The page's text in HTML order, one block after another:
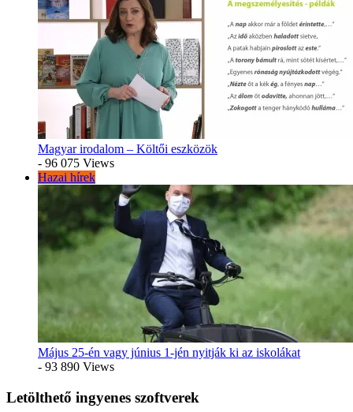
Magyar irodalom – Költői eszközök
- 96 075 Views
Hazai hírek
Május 25-én vagy június 1-jén nyitják ki az iskolákat
- 93 890 Views
Letölthető ingyenes szoftverek